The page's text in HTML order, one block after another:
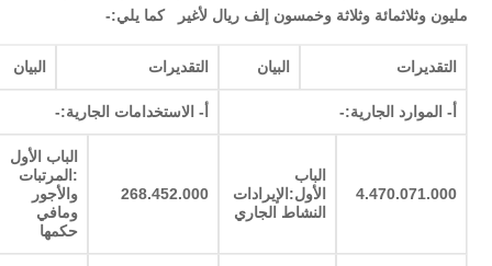
مليون وثلاثمائة وثلاثة وخمسون إلف ريال لأغير كما يلي:-
التقديرات البيان التقديرات البيان
أ- الموارد الجارية:- أ- الاستخدامات الجارية:-
4.470.071.000
الباب
الأول:الإيرادات
النشاط الجاري
268.452.000
الباب الأول
:المرتبات
والأجور
ومافي
حكمها